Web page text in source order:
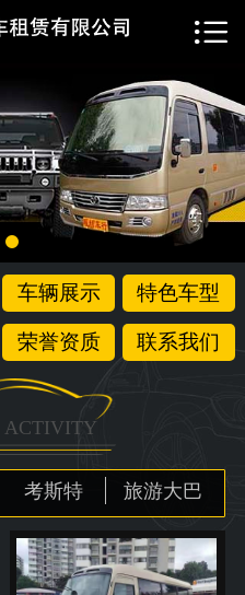
 首页
关于我们
行业动态
车辆展示
租车须知
特惠租车
荣誉资质
联系我们

车辆展示 特色车型
荣誉资质 联系我们
ACTIVITY
考斯特 旅游大巴